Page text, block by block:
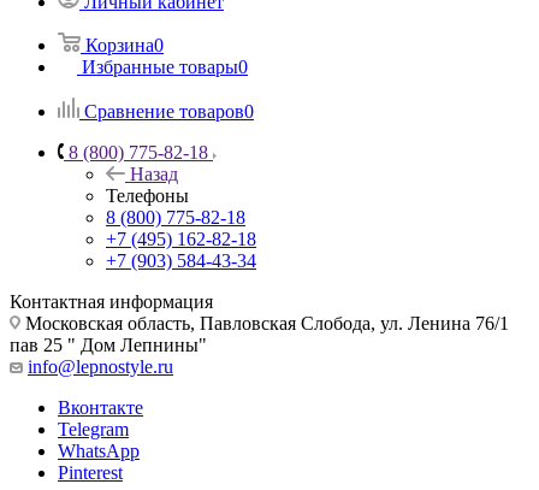
Корзина0
Избранные товары0
Сравнение товаров0
8 (800) 775-82-18
Назад
Телефоны
8 (800) 775-82-18
+7 (495) 162-82-18
+7 (903) 584-43-34
Контактная информация
Московская область, Павловская Слобода, ул. Ленина 76/1
пав 25 " Дом Лепнины"
info@lepnostyle.ru
Вконтакте
Telegram
WhatsApp
Pinterest